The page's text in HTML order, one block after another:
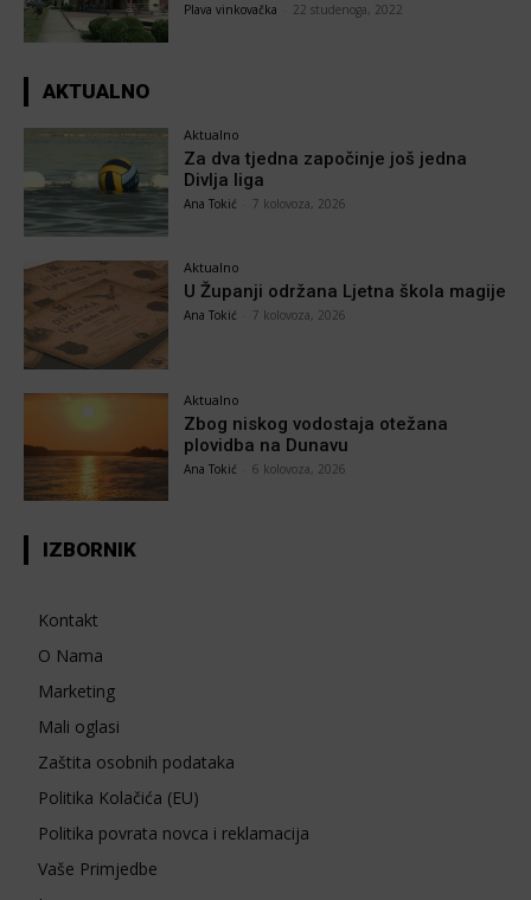
Plava vinkovačka 22 studenoga, 2022
AKTUALNO
Aktualno
Za dva tjedna započinje još jedna
Divlja liga
Ana Tokić 7 kolovoza, 2026
Aktualno
U Županji održana Ljetna škola magije
Ana Tokić 7 kolovoza, 2026
Aktualno
Zbog niskog vodostaja otežana
plovidba na Dunavu
Ana Tokić 6 kolovoza, 2026
IZBORNIK
Kontakt
O Nama
Marketing
Mali oglasi
Zaštita osobnih podataka
Politika Kolačića (EU)
Politika povrata novca i reklamacija
Vaše Primjedbe